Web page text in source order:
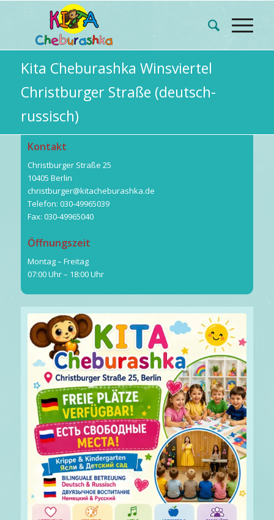
Kita Cheburashka Winsviertel
Christburger Straße (deutsch-
russisch)
Kontakt
Christburger Straße 25
10405 Berlin
christburger@kitacheburashka.de
Telefon: 030-49965039
Fax: 030-49965040
Öffnungszeit
Montag – Freitag
07:00 Uhr – 18:00 Uhr